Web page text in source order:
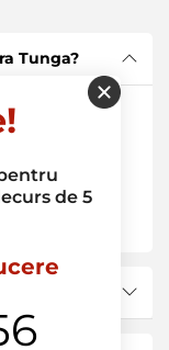
Tunga?
de mult
includ
la
la
Tunga?
de iarna
de 5